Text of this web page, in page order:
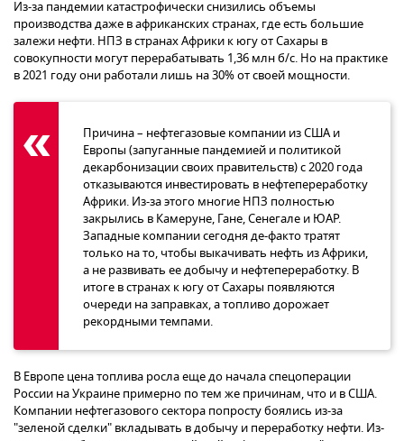
Из-за пандемии катастрофически снизились объемы
производства даже в африканских странах, где есть большие
залежи нефти. НПЗ в странах Африки к югу от Сахары в
совокупности могут перерабатывать 1,36 млн б/с. Но на практике
в 2021 году они работали лишь на 30% от своей мощности.
Причина – нефтегазовые компании из США и
Европы (запуганные пандемией и политикой
декарбонизации своих правительств) с 2020 года
отказываются инвестировать в нефтепереработку
Африки. Из-за этого многие НПЗ полностью
закрылись в Камеруне, Гане, Сенегале и ЮАР.
Западные компании сегодня де-факто тратят
только на то, чтобы выкачивать нефть из Африки,
а не развивать ее добычу и нефтепереработку. В
итоге в странах к югу от Сахары появляются
очереди на заправках, а топливо дорожает
рекордными темпами.
В Европе цена топлива росла еще до начала спецоперации
России на Украине примерно по тем же причинам, что и в США.
Компании нефтегазового сектора попросту боялись из-за
"зеленой сделки" вкладывать в добычу и переработку нефти. Из-